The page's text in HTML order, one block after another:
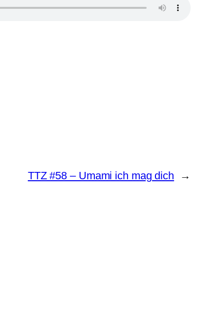
TTZ #58 – Umami ich mag dich →